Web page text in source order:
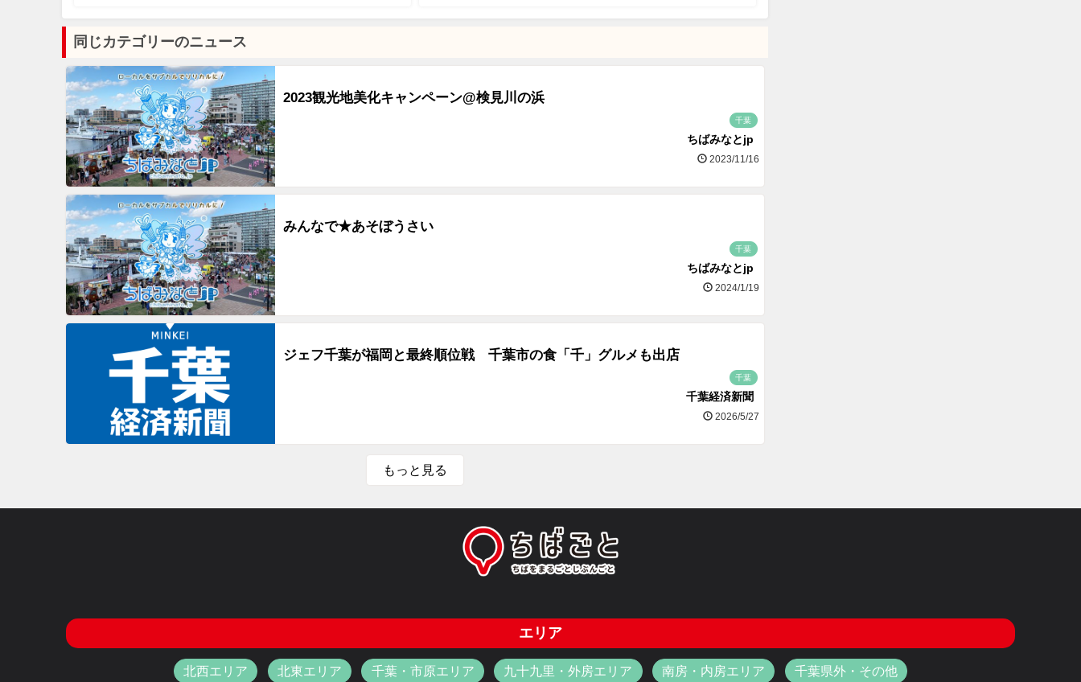
同じカテゴリーのニュース
2023観光地美化キャンペーン@検見川の浜
千葉
ちばみなとjp
2023/11/16
みんなで★あそぼうさい
千葉
ちばみなとjp
2024/1/19
ジェフ千葉が福岡と最終順位戦 千葉市の食「千」グルメも出店
千葉
千葉経済新聞
2026/5/27
もっと見る
エリア
北西エリア 北東エリア 千葉・市原エリア 九十九里・外房エリア 南房・内房エリア 千葉県外・その他